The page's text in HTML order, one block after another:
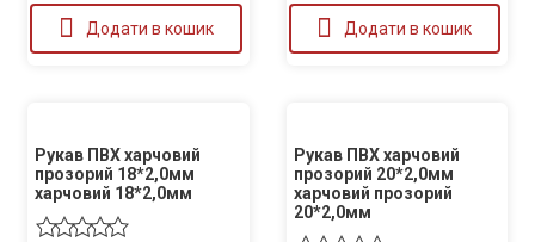
Додати в кошик Додати в кошик
Рукав ПВХ харчовий
прозорий 18*2,0мм
харчовий 18*2,0мм
Рукав ПВХ харчовий
прозорий 20*2,0мм
харчовий прозорий
20*2,0мм